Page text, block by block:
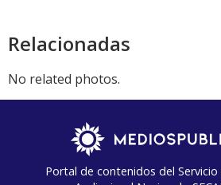
Relacionadas
No related photos.
Portal de contenidos del Servicio